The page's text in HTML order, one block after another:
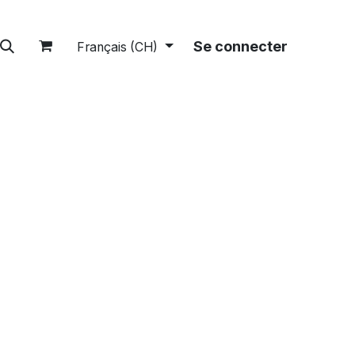
A propos Boutique
Français (CH) Se connecter